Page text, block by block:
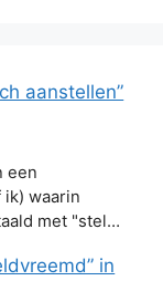
aanstellen”
een
waarin
met "stel…
in